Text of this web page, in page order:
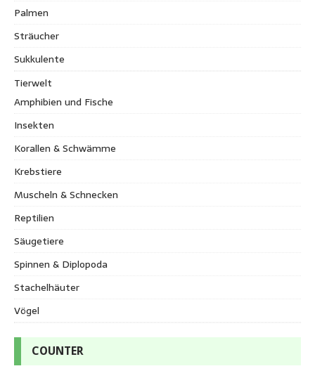
Palmen
Sträucher
Sukkulente
Tierwelt
Amphibien und Fische
Insekten
Korallen & Schwämme
Krebstiere
Muscheln & Schnecken
Reptilien
Säugetiere
Spinnen & Diplopoda
Stachelhäuter
Vögel
COUNTER